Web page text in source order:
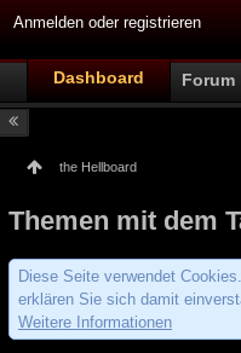
Anmelden oder registrieren
Dashboard Forum
the Hellboard
Themen mit dem
Diese Seite verwendet
erklären Sie sich damit
Weitere Informationen